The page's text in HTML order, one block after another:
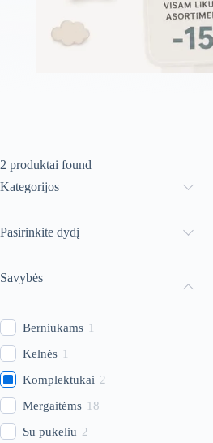
2 produktai found
Kategorijos
Pasirinkite dydį
Savybės
Berniukams 1
Kelnės 1
Komplektukai 2
Mergaitėms 18
Su pukeliu 2